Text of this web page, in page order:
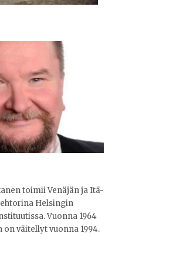
toimii Venäjän ja Itä-
Helsingin
Vuonna 1964
väitellyt vuonna 1994.